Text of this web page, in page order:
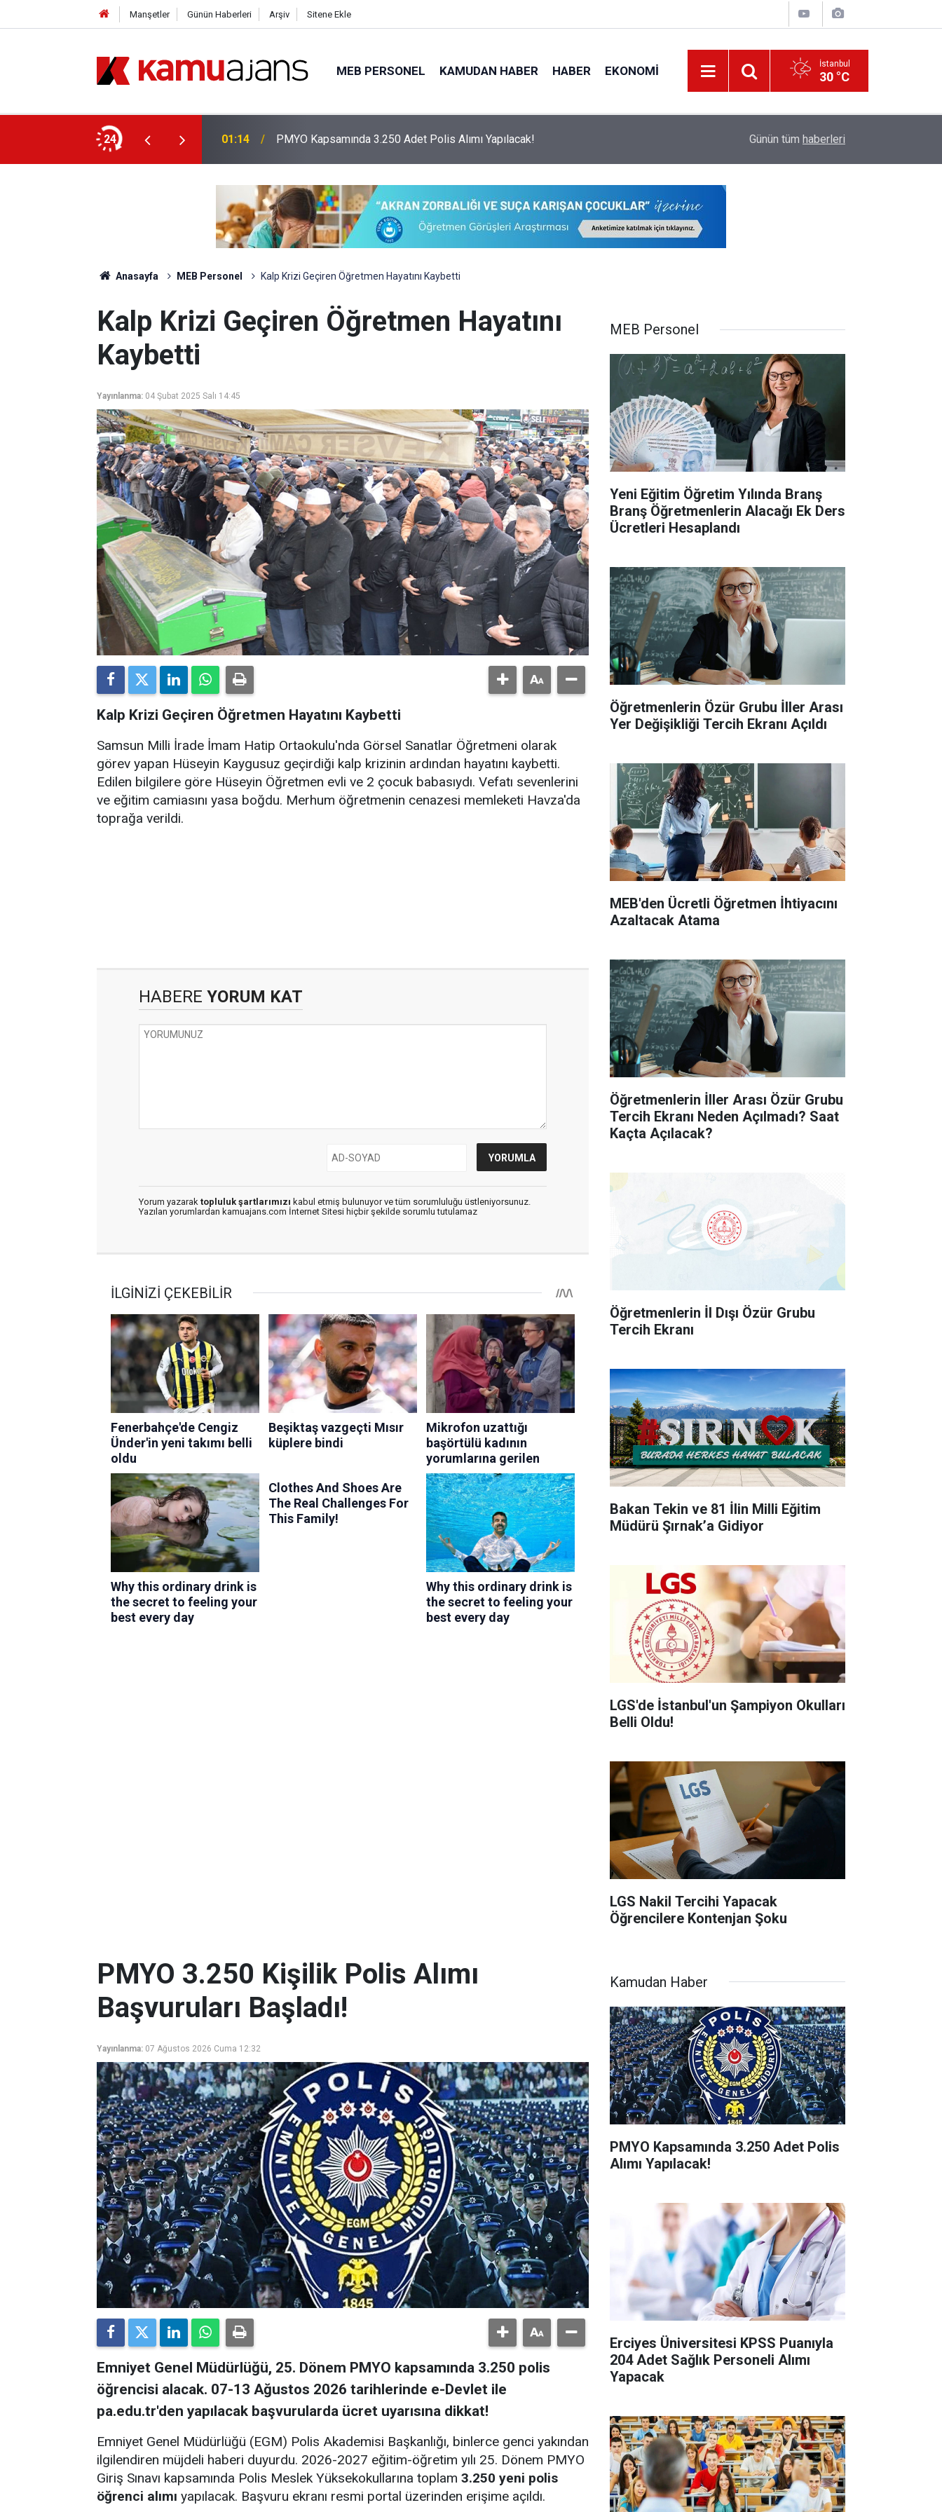
Manşetler Günün Haberleri Arşiv Sitene Ekle
MEB PERSONEL KAMUDAN HABER HABER EKONOMI İstanbul
30 °C
24 01:14 PMYO Kapsamında 3.250 Adet Polis Alımı Yapılacak! Erciyes Üniversitesi KPSS Puanıyla 204 Adet
Günün tüm haberleri
Anasayfa MEB Personel Kalp Krizi Geçiren Öğretmen Hayatını Kaybetti
Kalp Krizi Geçiren Öğretmen Hayatını
Kaybetti
Yayınlanma: 04 Şubat 2025 Salı 14:45
Kalp Krizi Geçiren Öğretmen Hayatını Kaybetti
Samsun Milli İrade İmam Hatip Ortaokulu'nda Görsel Sanatlar Öğretmeni olarak
görev yapan Hüseyin Kaygusuz geçirdiği kalp krizinin ardından hayatını kaybetti.
Edilen bilgilere göre Hüseyin Öğretmen evli ve 2 çocuk babasıydı. Vefatı sevenlerini
ve eğitim camiasını yasa boğdu. Merhum öğretmenin cenazesi memleketi Havza'da
toprağa verildi.
HABERE YORUM KAT
Yorum yazarak topluluk şartlarımızı kabul etmiş bulunuyor ve tüm sorumluluğu üstleniyorsunuz.
Yazılan yorumlardan kamuajans.com İnternet Sitesi hiçbir şekilde sorumlu tutulamaz
MEB Personel
Yeni Eğitim Öğretim Yılında Branş
Branş Öğretmenlerin Alacağı Ek Ders
Ücretleri Hesaplandı
Öğretmenlerin Özür Grubu İller Arası
Yer Değişikliği Tercih Ekranı Açıldı
MEB'den Ücretli Öğretmen İhtiyacını
Azaltacak Atama
Öğretmenlerin İller Arası Özür Grubu
Tercih Ekranı Neden Açılmadı? Saat
Kaçta Açılacak?
Öğretmenlerin İl Dışı Özür Grubu
Tercih Ekranı
Bakan Tekin ve 81 İlin Milli Eğitim
Müdürü Şırnak’a Gidiyor
LGS'de İstanbul'un Şampiyon Okulları
Belli Oldu!
LGS Nakil Tercihi Yapacak
Öğrencilere Kontenjan Şoku
PMYO 3.250 Kişilik Polis Alımı
Başvuruları Başladı!
Yayınlanma: 07 Ağustos 2026 Cuma 12:32
Emniyet Genel Müdürlüğü, 25. Dönem PMYO kapsamında 3.250 polis
öğrencisi alacak. 07-13 Ağustos 2026 tarihlerinde e-Devlet ile
pa.edu.tr'den yapılacak başvurularda ücret uyarısına dikkat!
Emniyet Genel Müdürlüğü (EGM) Polis Akademisi Başkanlığı, binlerce genci yakından
ilgilendiren müjdeli haberi duyurdu. 2026-2027 eğitim-öğretim yılı 25. Dönem PMYO
Giriş Sınavı kapsamında Polis Meslek Yüksekokullarına toplam 3.250 yeni polis
öğrenci alımı yapılacak. Başvuru ekranı resmi portal üzerinden erişime açıldı.
Kamudan Haber
PMYO Kapsamında 3.250 Adet Polis
Alımı Yapılacak!
Erciyes Üniversitesi KPSS Puanıyla
204 Adet Sağlık Personeli Alımı
Yapacak